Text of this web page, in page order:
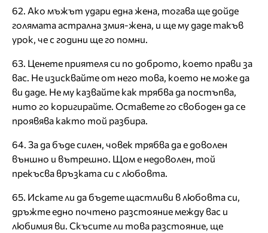
62. Ако мъжът удари една жена, тогава ще дойде
голямата астрална змия-жена, и ще му даде такъв
урок, че с години ще го помни.
63. Ценете приятеля си по доброто, което прави за
вас. Не изисквайте от него това, което не може да
ви даде. Не му казвайте как трябва да постъпва,
нито го коригирайте. Оставете го свободен да се
проявява както той разбира.
64. За да бъде силен, човек трябва да е доволен
външно и вътрешно. Щом е недоволен, той
прекъсва връзката си с любовта.
65. Искате ли да бъдете щастливи в любовта си,
дръжте едно почтено разстояние между вас и
любимия ви. Скъсите ли това разстояние, ще